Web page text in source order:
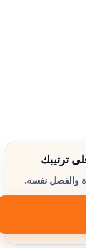
ترتيبك
والفصل نفسه.